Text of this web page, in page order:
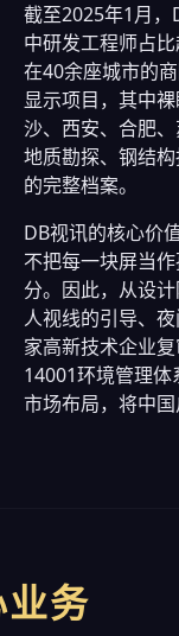
截至2025年1月
中研发工程师占
在40余座城市的
显示项目，其中
沙、西安、合肥
地质勘探、钢结
的完整档案。
DB视讯的核心价
不把每一块屏当
分。因此，从设
人视线的引导、
家高新技术企业
14001环境管理
市场布局，将中
务